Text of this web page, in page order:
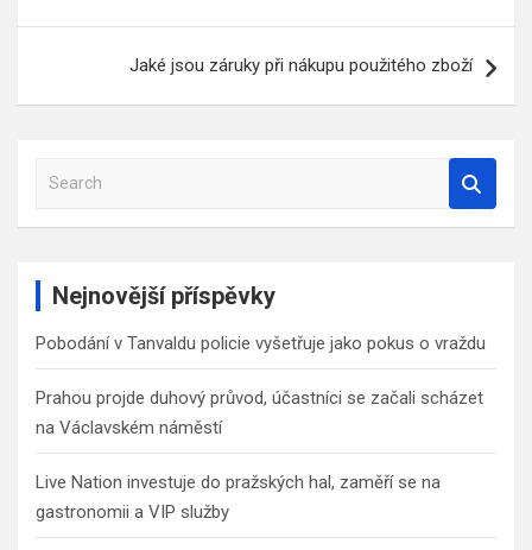
Jaké jsou záruky při nákupu použitého zboží
a
Nejnovější příspěvky
Pobodání v Tanvaldu policie vyšetřuje jako pokus o vraždu
Prahou projde duhový průvod, účastníci se začali scházet
na Václavském náměstí
Live Nation investuje do pražských hal, zaměří se na
gastronomii a VIP služby